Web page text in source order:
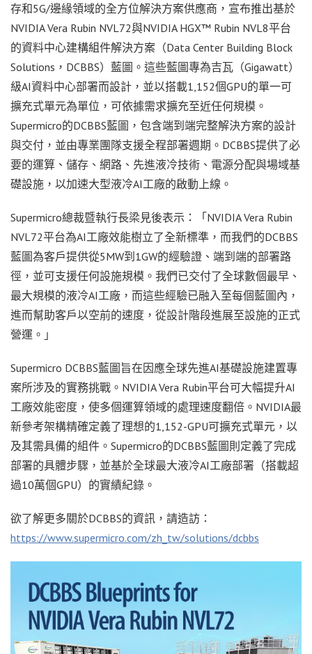
存和5G/邊緣領域的全方位解決方案供應商，宣布推出基於
NVIDIA Vera Rubin NVL72與NVIDIA HGX™ Rubin NVL8平台
的資料中心建構組件解決方案（Data Center Building Block
Solutions，DCBBS）藍圖。這些藍圖專為吉瓦（Gigawatt）
級AI資料中心部署而設計，並以搭載1,152個GPU的單一可
擴充式單元為單位，可依據需求擴充至近任何規模。
Supermicro的DCBBS藍圖，包含端到端完整解決方案的設計
與交付，並由專業團隊支援全程部署週期。DCBBS提供了必
要的運算、儲存、網路、先進液冷技術、電源分配與場域基
礎設施，以加速大型液冷AI工廠的啟動上線。
Supermicro總裁暨執行長梁見後表示：「NVIDIA Vera Rubin
NVL72平台為AI工廠效能樹立了全新標準，而我們的DCBBS
藍圖為客戶提供從5MW到1GW的經驗證、端到端的部署路
徑，並可支援任何設施規模。我們已交付了全球數個最早、
最大規模的液冷AI工廠，而這些經驗已融入至每個藍圖內，
進而幫助客戶以空前的速度，從設計階段進展至設施的正式
營運。」
Supermicro DCBBS藍圖旨在因應全球先進AI基礎設施建置專
案所涉及的實務挑戰。NVIDIA Vera Rubin平台可大幅提升AI
工廠效能密度，使多個運算領域的處理速度翻倍。NVIDIA最
新參考架構精確定義了理想的1,152-GPU可擴充式單元，以
及其需具備的組件。Supermicro的DCBBS藍圖則定義了完成
部署的具體步驟，並基於全球最大液冷AI工廠部署（搭載超
過10萬個GPU）的實績紀錄。
欲了解更多關於DCBBS的資訊，請造訪：
https://www.supermicro.com/zh_tw/solutions/dcbbs